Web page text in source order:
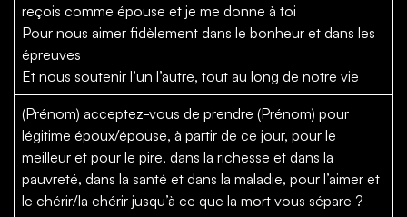
reçois comme épouse et je me donne à toi
Pour nous aimer fidèlement dans le bonheur et dans les
épreuves
Et nous soutenir l’un l’autre, tout au long de notre vie
(Prénom) acceptez-vous de prendre (Prénom) pour
légitime époux/épouse, à partir de ce jour, pour le
meilleur et pour le pire, dans la richesse et dans la
pauvreté, dans la santé et dans la maladie, pour l’aimer et
le chérir/la chérir jusqu’à ce que la mort vous sépare ?